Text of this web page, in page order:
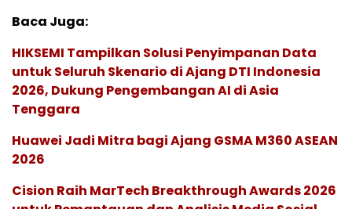
Baca Juga:
HIKSEMI Tampilkan Solusi Penyimpanan Data
untuk Seluruh Skenario di Ajang DTI Indonesia
2026, Dukung Pengembangan AI di Asia
Tenggara
Huawei Jadi Mitra bagi Ajang GSMA M360 ASEAN
2026
Cision Raih MarTech Breakthrough Awards 2026